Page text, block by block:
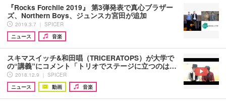
『Rocks Forchile 2019』 第3弾発表で真心ブラザー
ズ、Northern Boys、ジュンスカ宮田が追加
2019.3.7 ｜ SPICER
ニュース
音楽
スキマスイッチ&和田唱（TRICERATOPS）が大学で
の“講義”にコメント「トリオでステージに立つのは…
2018.12.9 ｜ SPICER
ニュース
動画 音楽